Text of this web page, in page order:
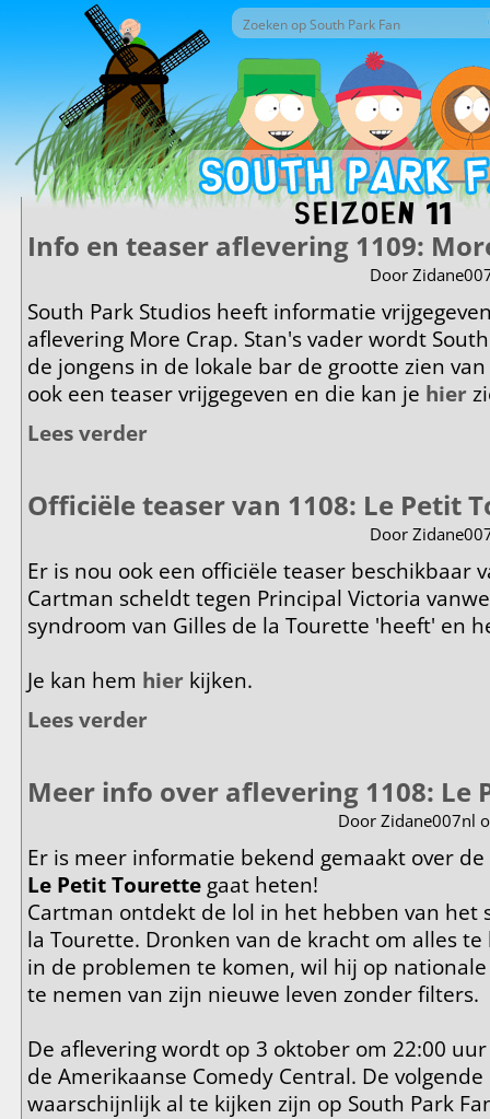
Overslaan en naar de inhoud gaan
Zoekveld
Zoek door deze site
Seizoen 11
Info en teaser aflevering 1109:
Door
South Park Studios heeft informatie
aflevering More Crap. Stan's vader wordt
de jongens in de lokale bar de grootte zien
ook een teaser vrijgegeven en die kan je hier
Lees verder
Officiële teaser van 1108: Le Petit
Door
Er is nou ook een officiële teaser beschikbaar
Cartman scheldt tegen Principal Victoria
syndroom van Gilles de la Tourette 'heeft' en
Je kan hem hier kijken.
Lees verder
Meer info over aflevering 1108: Le
Door Zidane007nl
Er is meer informatie bekend gemaakt over
Le Petit Tourette gaat heten!
Cartman ontdekt de lol in het hebben van het
la Tourette. Dronken van de kracht om alles
in de problemen te komen, wil hij op
te nemen van zijn nieuwe leven zonder filters.
De aflevering wordt op 3 oktober om 22:00
de Amerikaanse Comedy Central. De
waarschijnlijk al te kijken zijn op South Park